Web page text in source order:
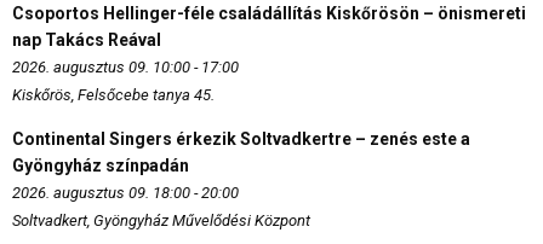
Csoportos Hellinger-féle családállítás Kiskőrösön – önismereti
nap Takács Reával
2026. augusztus 09. 10:00 - 17:00
Kiskőrös, Felsőcebe tanya 45.
Continental Singers érkezik Soltvadkertre – zenés este a
Gyöngyház színpadán
2026. augusztus 09. 18:00 - 20:00
Soltvadkert, Gyöngyház Művelődési Központ